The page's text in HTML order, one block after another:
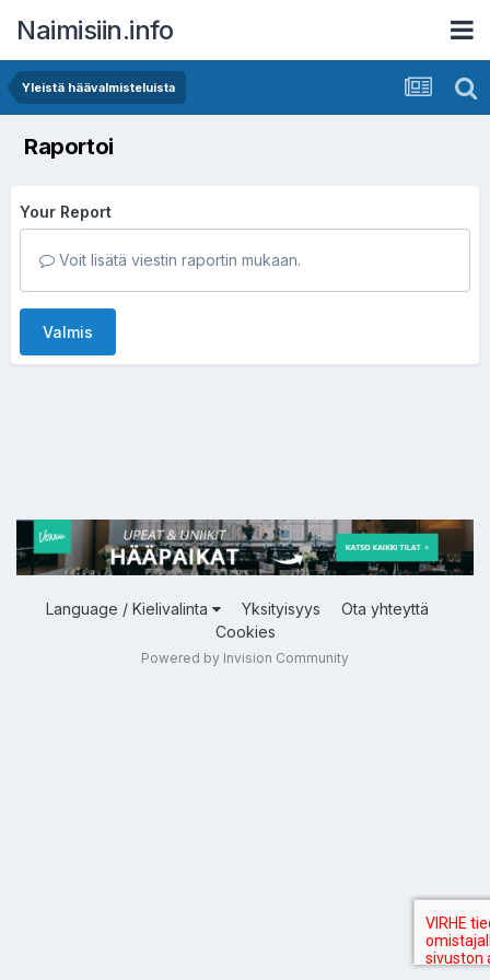
Naimisiin.info
Yleistä häävalmisteluista
Raportoi
Your Report
Voit lisätä viestin raportin mukaan.
Valmis
Language / Kielivalinta Yksityisyys
Ota yhteyttä
Cookies
Powered by Invision Community